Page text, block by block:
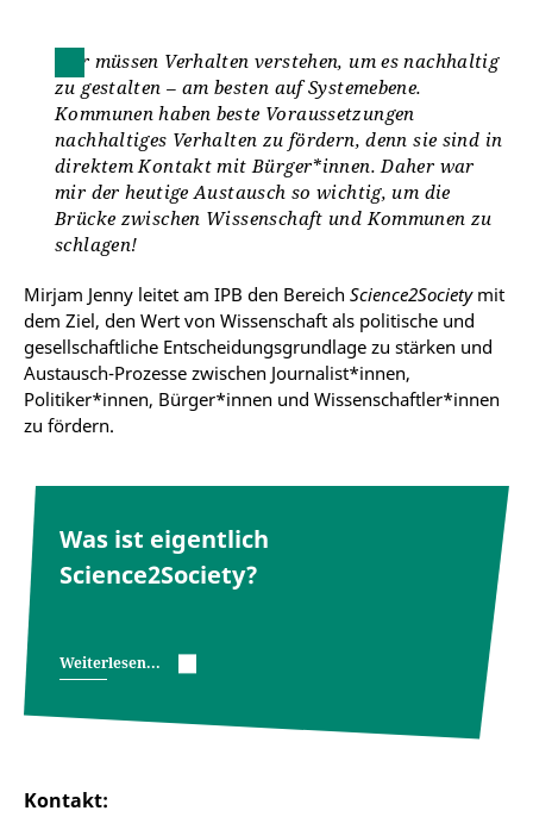
Wir müssen Verhalten verstehen, um es nachhaltig
zu gestalten – am besten auf Systemebene.
Kommunen haben beste Voraussetzungen
nachhaltiges Verhalten zu fördern, denn sie sind in
direktem Kontakt mit Bürger*innen. Daher war
mir der heutige Austausch so wichtig, um die
Brücke zwischen Wissenschaft und Kommunen zu
schlagen!
Mirjam Jenny leitet am IPB den Bereich Science2Societymit
dem Ziel, den Wert von Wissenschaft als politische und
gesellschaftliche Entscheidungsgrundlage zu stärken und
Austausch-Prozesse zwischen Journalist*innen,
Politiker*innen, Bürger*innen und Wissenschaftler*innen
zu fördern.
Was ist eigentlich
Science2Society?
Weiterlesen...
Kontakt: